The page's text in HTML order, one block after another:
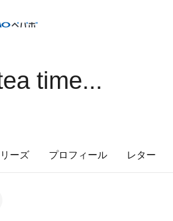
time...
ーズ プロフィール レター